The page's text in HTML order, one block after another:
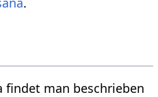
findet man beschrieben